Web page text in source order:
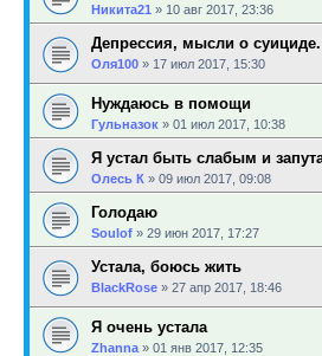
Никита21 » 10 авг 2017, 23:36
Депрессия, мысли о суициде.
Оля100 » 17 июл 2017, 15:30
Нуждаюсь в помощи
Гульназок » 01 июл 2017, 10:38
Я устал быть слабым и
Олесь К » 09 июл 2017, 09:08
Голодаю
Soulof » 29 июн 2017, 17:27
Устала, боюсь жить
BlackRose » 27 апр 2017, 18:46
Я очень устала
Zhanna » 01 янв 2017, 12:35